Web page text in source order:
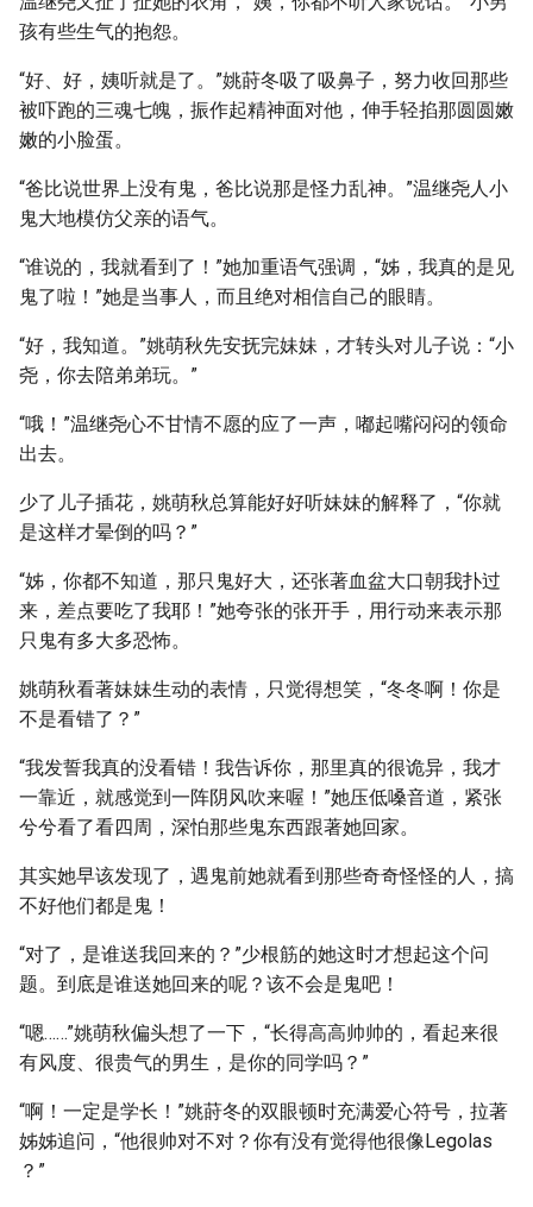
孩有些生气的抱怨。
“好、好，姨听就是了。”姚莳冬吸了吸鼻子，努力收回那些
被吓跑的三魂七魄，振作起精神面对他，伸手轻掐那圆圆嫩
嫩的小脸蛋。
“爸比说世界上没有鬼，爸比说那是怪力乱神。”温继尧人小
鬼大地模仿父亲的语气。
“谁说的，我就看到了！”她加重语气强调，“姊，我真的是见
鬼了啦！”她是当事人，而且绝对相信自己的眼睛。
“好，我知道。”姚萌秋先安抚完妹妹，才转头对儿子说：“小
尧，你去陪弟弟玩。”
“哦！”温继尧心不甘情不愿的应了一声，嘟起嘴闷闷的领命
出去。
少了儿子插花，姚萌秋总算能好好听妹妹的解释了，“你就
是这样才晕倒的吗？”
“姊，你都不知道，那只鬼好大，还张著血盆大口朝我扑过
来，差点要吃了我耶！”她夸张的张开手，用行动来表示那
只鬼有多大多恐怖。
姚萌秋看著妹妹生动的表情，只觉得想笑，“冬冬啊！你是
不是看错了？”
“我发誓我真的没看错！我告诉你，那里真的很诡异，我才
一靠近，就感觉到一阵阴风吹来喔！”她压低嗓音道，紧张
兮兮看了看四周，深怕那些鬼东西跟著她回家。
其实她早该发现了，遇鬼前她就看到那些奇奇怪怪的人，搞
不好他们都是鬼！
“对了，是谁送我回来的？”少根筋的她这时才想起这个问
题。到底是谁送她回来的呢？该不会是鬼吧！
“嗯……”姚萌秋偏头想了一下，“长得高高帅帅的，看起来很
有风度、很贵气的男生，是你的同学吗？”
“啊！一定是学长！”姚莳冬的双眼顿时充满爱心符号，拉著
姊姊追问，“他很帅对不对？你有没有觉得他很像Legolas
？”